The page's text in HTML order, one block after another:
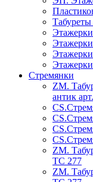
Табуреты
Стремянки
ZM.
антик
ZM.
ТС 277
ZM.